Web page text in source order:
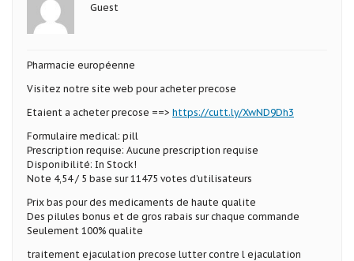
Guest
Pharmacie européenne
Visitez notre site web pour acheter precose
Etaient a acheter precose ==> https://cutt.ly/XwND9Dh3
Formulaire medical: pill
Prescription requise: Aucune prescription requise
Disponibilité: In Stock!
Note 4,54 / 5 base sur 11475 votes d’utilisateurs
Prix bas pour des medicaments de haute qualite
Des pilules bonus et de gros rabais sur chaque commande
Seulement 100% qualite
traitement ejaculation precose lutter contre l ejaculation